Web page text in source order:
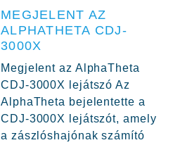
MEGJELENT AZ
ALPHATHETA CDJ-
3000X
Megjelent az AlphaTheta
CDJ-3000X lejátszó Az
AlphaTheta bejelentette a
CDJ-3000X lejátszót, amely
a zászlóshajónak számító